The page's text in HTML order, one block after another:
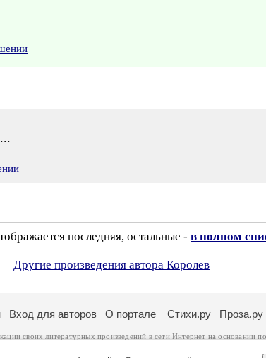
последняя, остальные - в полном
Другие произведения автора Королев
Вход для авторов О портале Стихи.ру Проза.ру
своих литературных произведений в сети Интернет на основании
произведений возможна только с согласия его автора, к
на основании
законодательства